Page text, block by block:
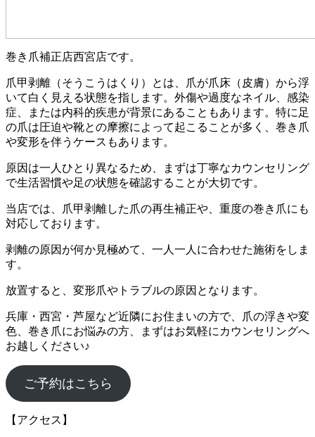
巻き爪補正店西宮店です。
爪甲剥離（そうこうはくり）とは、爪が爪床（皮膚）から浮
いて白く見える状態を指します。外傷や過度なネイル、感染
症、または内科的疾患が背景にあることもあります。特に足
の爪は圧迫や靴との摩擦によって起こることが多く、巻き爪
や変形を伴うケースもあります。
原因は一人ひとり異なるため、まずは丁寧なカウンセリング
で生活習慣や足の状態を確認することが大切です。
当店では、爪甲剥離した爪の再生補正や、重度の巻き爪にも
対応しております。
剥離の原因が何か見極めて、一人一人に合わせた施術をしま
す。
放置すると、変形爪やトラブルの原因となります。
兵庫・西宮・芦屋など近隣にお住まいの方で、爪の浮きや変
色、巻き爪にお悩みの方、まずはお気軽にカウンセリングへ
お越しください♪
ご予約はこちら
【アクセス】